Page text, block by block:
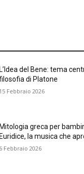
L’Idea del Bene: tema
di Platone
15 Febbraio 2026
Mitologia greca per
Euridice, la musica che
6 Febbraio 2026